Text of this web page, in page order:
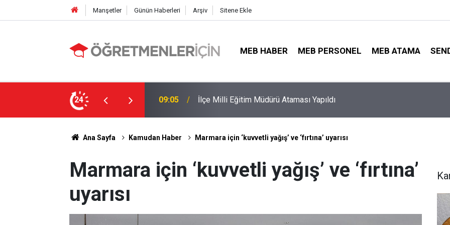
Manşetler Günün Haberleri Arşiv Sitene Ekle
MEB HABER MEB PERSONEL MEB ATAMA
24 19:00 MEB e-Kayıt Sonuçları e-Devlet'te: İşte Sorgulama Ekranı ve Nakil
Ana Sayfa Kamudan Haber Marmara için ‘kuvvetli yağış’ ve ‘fırtına’ uyarısı
Marmara için ‘kuvvetli yağış’ ve ‘fırtına’
uyarısı